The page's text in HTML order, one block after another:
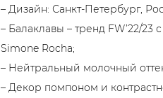
– Дизайн: Санкт-Петербург,
– Балаклавы – тренд FW’22/23
Simone Rocha;
– Нейтральный молочный
– Декор помпоном и